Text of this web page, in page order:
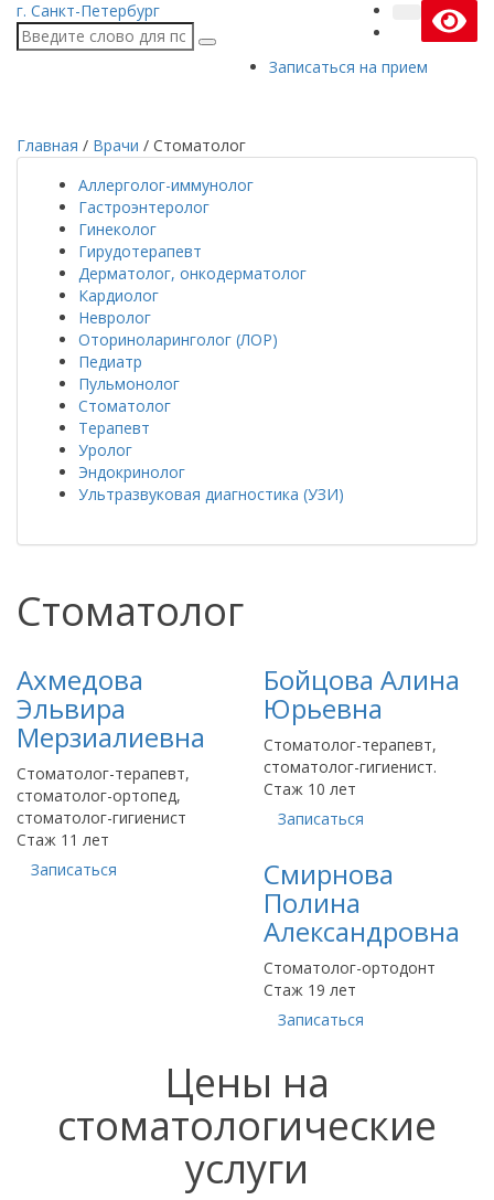
г. Санкт-Петербург
Записаться на прием
Главная / Врачи / Стоматолог
Аллерголог-иммунолог
Гастроэнтеролог
Гинеколог
Гирудотерапевт
Дерматолог, онкодерматолог
Кардиолог
Невролог
Оториноларинголог (ЛОР)
Педиатр
Пульмонолог
Стоматолог
Терапевт
Уролог
Эндокринолог
Ультразвуковая диагностика (УЗИ)
Стоматолог
Ахмедова
Эльвира
Мерзиалиевна
Стоматолог-терапевт,
стоматолог-ортопед,
стоматолог-гигиенист
Стаж 11 лет
Записаться
Бойцова Алина
Юрьевна
Стоматолог-терапевт,
стоматолог-гигиенист.
Стаж 10 лет
Записаться
Смирнова
Полина
Александровна
Стоматолог-ортодонт
Стаж 19 лет
Записаться
Цены на
стоматологические
услуги